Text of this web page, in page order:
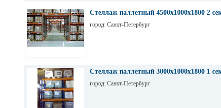
Стеллаж паллетный 4500х1000х1800 2
город: Санкт-Петербург
Стеллаж паллетный 3000х1000х1800 1
город: Санкт-Петербург